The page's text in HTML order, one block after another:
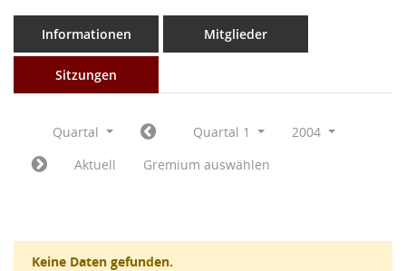
Informationen Mitglieder
Sitzungen
Quartal Quartal 1
2004
Aktuell
Gremium auswählen
Keine Daten gefunden.